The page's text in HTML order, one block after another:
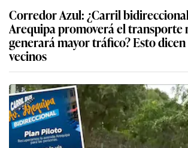
Corredor Azul: ¿Carril
Arequipa promoverá el transporte
generará mayor tráfico? Esto
vecinos